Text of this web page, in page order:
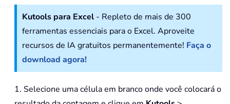
Kutools para Excel - Repleto de mais de 300
ferramentas essenciais para o Excel. Aproveite
recursos de IA gratuitos permanentemente! Faça o
download agora!
1. Selecione uma célula em branco onde você colocará o